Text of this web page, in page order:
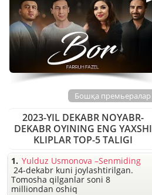
Бошқа премьералар
2023-YIL DEKABR NOYABR-
DEKABR OYINING ENG YAXSHI
KLIPLAR TOP-5 TALIGI
Yulduz Usmonova –Senmiding
24-dekabr kuni joylashtirilgan.
Tomosha qilganlar soni 8
milliondan oshiq